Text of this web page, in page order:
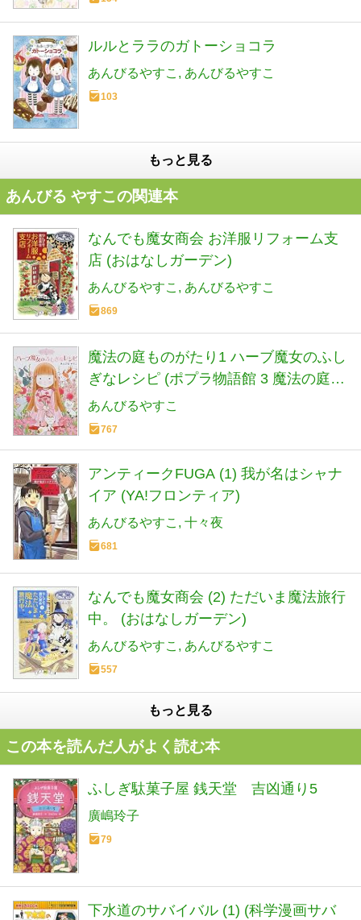
ルルとララのガトーショコラ
あんびるやすこ あんびるやすこ
103
もっと見る
あんびる やすこの関連本
なんでも魔女商会 お洋服リフォーム支
店 (おはなしガーデン)
あんびるやすこ あんびるやすこ
869
魔法の庭ものがたり1 ハーブ魔女のふし
ぎなレシピ (ポプラ物語館 3 魔法の庭も
のがたり 1)
あんびるやすこ
767
アンティークFUGA (1) 我が名はシャナ
イア (YA!フロンティア)
あんびるやすこ 十々夜
681
なんでも魔女商会 (2) ただいま魔法旅行
中。 (おはなしガーデン)
あんびるやすこ あんびるやすこ
557
もっと見る
この本を読んだ人がよく読む本
ふしぎ駄菓子屋 銭天堂 吉凶通り5
廣嶋玲子
79
下水道のサバイバル (1) (科学漫画サバ